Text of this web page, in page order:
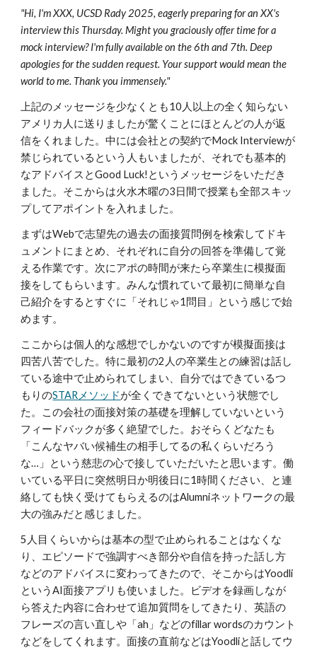
"Hi, I'm XXX, UCSD Rady 2025, eagerly preparing for an XX's
interview this Thursday. Might you graciously offer time for a
mock interview? I'm fully available on the 6th and 7th. Deep
apologies for the sudden request. Your support would mean the
world to me. Thank you immensely."
上記のメッセージを少なくとも10人以上の全く知らない
アメリカ人に送りましたが驚くことにほとんどの人が返
信をくれました。中には会社との契約でMock Interviewが
禁じられているという人もいましたが、それでも基本的
なアドバイスとGood Luck!というメッセージをいただき
ました。そこからは火水木曜の3日間で授業も全部スキッ
プしてアポイントを入れました。
まずはWebで志望先の過去の面接質問例を検索してドキ
ュメントにまとめ、それぞれに自分の回答を準備して覚
える作業です。次にアポの時間が来たら卒業生に模擬面
接をしてもらいます。みんな慣れていて最初に簡単な自
己紹介をするとすぐに「それじゃ1問目」という感じで始
めます。
ここからは個人的な感想でしかないのですが模擬面接は
四苦八苦でした。特に最初の2人の卒業生との練習は話し
ている途中で止められてしまい、自分ではできているつ
もりのSTARメソッドが全くできてないという状態でし
た。この会社の面接対策の基礎を理解していないという
フィードバックが多く絶望でした。おそらくどなたも
「こんなヤバい候補生の相手してるの私くらいだろう
な…」という慈悲の心で接していただいたと思います。働
いている平日に突然明日か明後日に1時間ください、と連
絡しても快く受けてもらえるのはAlumniネットワークの最
大の強みだと感じました。
5人目くらいからは基本の型で止められることはなくな
り、エピソードで強調すべき部分や自信を持った話し方
などのアドバイスに変わってきたので、そこからはYoodli
というAI面接アプリも使いました。ビデオを録画しなが
ら答えた内容に合わせて追加質問をしてきたり、英語の
フレーズの言い直しや「ah」などのfillar wordsのカウント
などをしてくれます。面接の直前などはYoodliと話してウ